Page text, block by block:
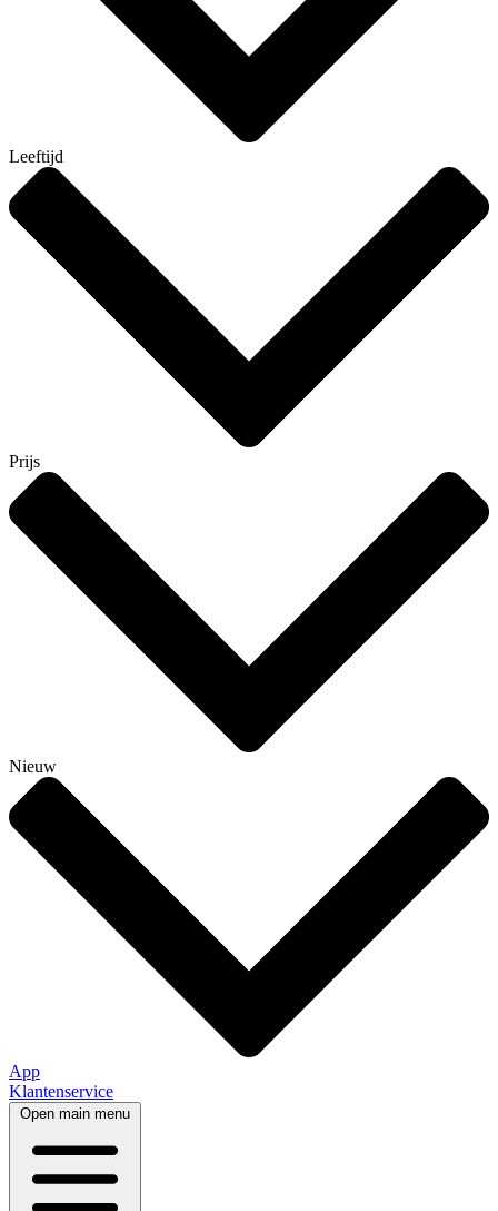
Leeftijd
Prijs
Nieuw
App
Klantenservice
Open main menu